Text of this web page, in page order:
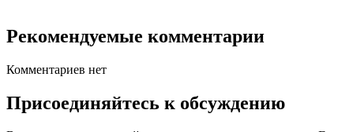
Рекомендуемые комментарии
Комментариев нет
Присоединяйтесь к обсуждению